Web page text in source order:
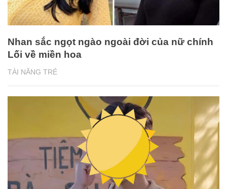
TÀI NĂNG TRẺ
Nhan sắc ngọt ngào ngoài đời của nữ chính
Lối về miền hoa